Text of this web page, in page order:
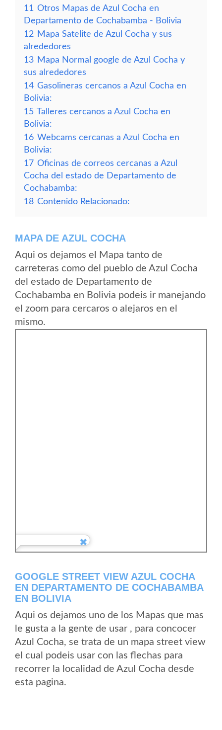
11 Otros Mapas de Azul Cocha en
Departamento de Cochabamba - Bolivia
12 Mapa Satelite de Azul Cocha y sus
alrededores
13 Mapa Normal google de Azul Cocha y
sus alrededores
14 Gasolineras cercanos a Azul Cocha en
Bolivia:
15 Talleres cercanos a Azul Cocha en
Bolivia:
16 Webcams cercanas a Azul Cocha en
Bolivia:
17 Oficinas de correos cercanas a Azul
Cocha del estado de Departamento de
Cochabamba:
18 Contenido Relacionado:
MAPA DE AZUL COCHA
Aqui os dejamos el Mapa tanto de
carreteras como del pueblo de Azul Cocha
del estado de Departamento de
Cochabamba en Bolivia podeis ir manejando
el zoom para cercaros o alejaros en el
mismo.
GOOGLE STREET VIEW AZUL COCHA
EN DEPARTAMENTO DE COCHABAMBA
EN BOLIVIA
Aqui os dejamos uno de los Mapas que mas
le gusta a la gente de usar , para concocer
Azul Cocha, se trata de un mapa street view
el cual podeis usar con las flechas para
recorrer la localidad de Azul Cocha desde
esta pagina.